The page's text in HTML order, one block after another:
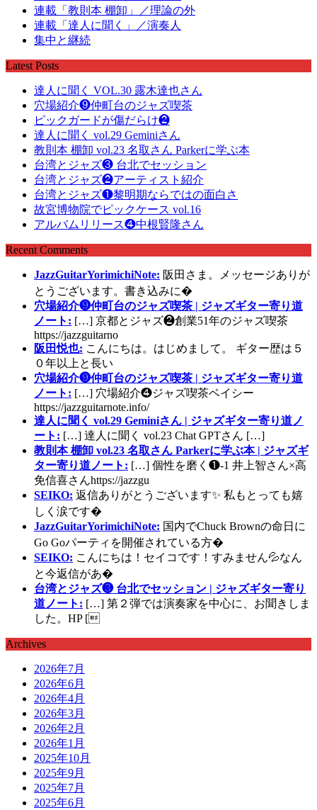
連載「教則本 棚卸」／理論の外
連載「達人に聞く」／演奏人
集中と継続
Latest Posts
達人に聞く VOL.30 露木達也さん
穴場紹介❾仲町台のジャズ喫茶
ピックガードが傷だらけ❷
達人に聞く vol.29 Geminiさん
教則本 棚卸 vol.23 名取さん Parkerに学ぶ本
台湾とジャズ❸ 台北でセッション
台湾とジャズ❷アーティスト紹介
台湾とジャズ❶黎明期ならではの面白さ
故宮博物院でピックケース vol.16
アルバムリリース❹中根賢隆さん
Recent Comments
JazzGuitarYorimichiNote: 阪田さま。メッセージありが
とうございます。書き込みに�
穴場紹介❾仲町台のジャズ喫茶 | ジャズギター寄り道
ノート: […] 京都とジャズ❷創業51年のジャズ喫茶
https://jazzguitarno
阪田悦也: こんにちは。はじめまして。 ギター歴は５
０年以上と長い
穴場紹介❾仲町台のジャズ喫茶 | ジャズギター寄り道
ノート: […] 穴場紹介❹ジャズ喫茶ベイシー
https://jazzguitarnote.info/
達人に聞く vol.29 Geminiさん | ジャズギター寄り道ノ
ート: […] 達人に聞く vol.23 Chat GPTさん […]
教則本 棚卸 vol.23 名取さん Parkerに学ぶ本 | ジャズギ
ター寄り道ノート: […] 個性を磨く❶-1 井上智さん×高
免信喜さんhttps://jazzgu
SEIKO: 返信ありがとうございます✨ 私もとっても嬉
しく涙です�
JazzGuitarYorimichiNote: 国内でChuck Brownの命日に
Go Goパーティを開催されている方�
SEIKO: こんにちは！セイコです！すみません💦なん
と今返信があ�
台湾とジャズ❸ 台北でセッション | ジャズギター寄り
道ノート: […] 第２弾では演奏家を中心に、お聞きしま
した。HP [
Archives
2026年7月
2026年6月
2026年4月
2026年3月
2026年2月
2026年1月
2025年10月
2025年9月
2025年7月
2025年6月